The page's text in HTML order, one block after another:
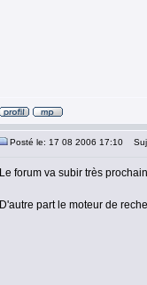
Posté le: 17 08 2006 17:10
Le forum va subir très
D'autre part le moteur de